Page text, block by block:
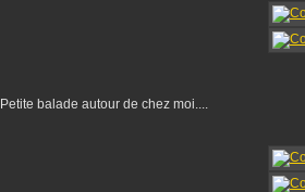
Petite balade autour de chez moi....